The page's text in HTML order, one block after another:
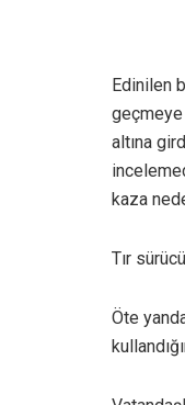
Edinilen
geçmeye
altına
kaza
Tır
Öte